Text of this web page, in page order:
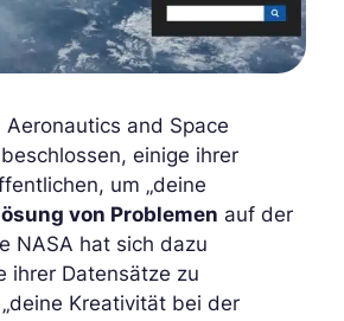
Aeronautics and Space
einige ihrer
um „deine
von Problemen auf der
NASA hat sich dazu
ihrer Datensätze zu
Kreativität bei der